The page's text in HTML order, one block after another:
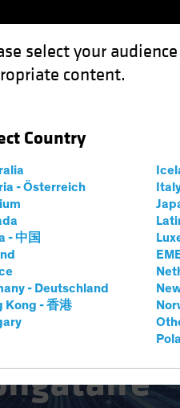
select your
content.
Country
- Österreich
- 中国
- Deutschland
Kong - 香港
Fonds
marchés